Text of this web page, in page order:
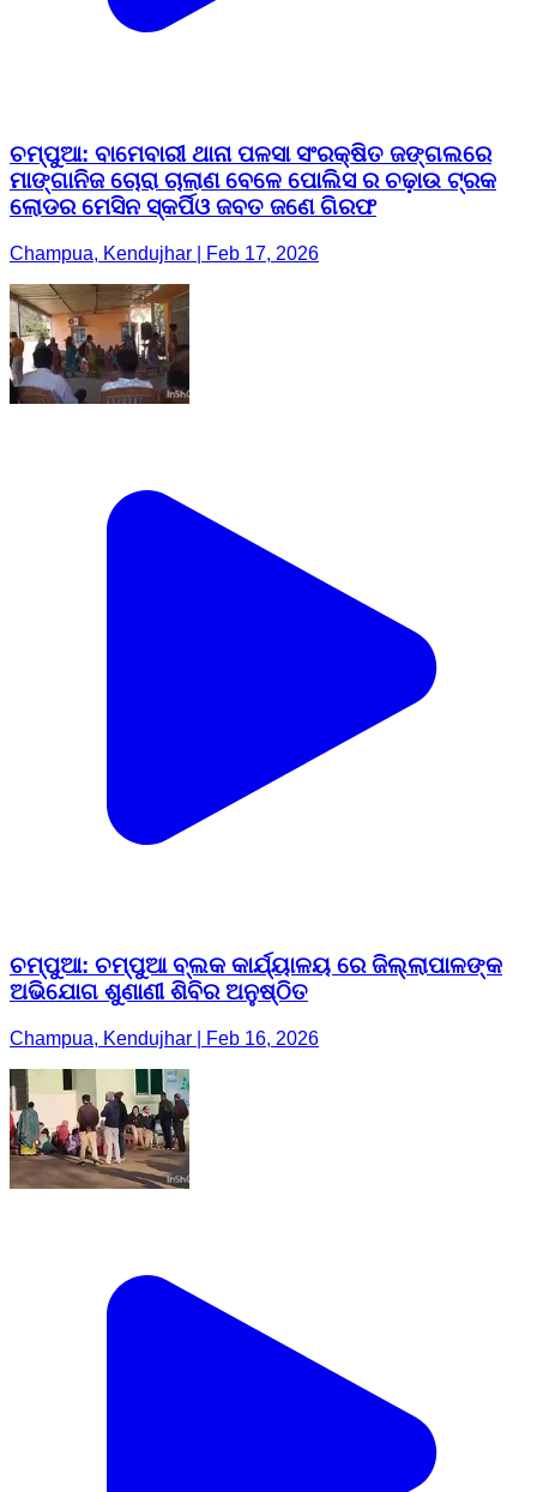
ଚମ୍ପୁଆ: ବାମେବାରୀ ଥାନା ପଳସା ସଂରକ୍ଷିତ ଜଙ୍ଗଲରେ
ମାଙ୍ଗାନିଜ ଚୋରା ଚାଲାଣ ବେଳେ ପୋଲିସ ର ଚଢ଼ାଉ ଟ୍ରକ
ଲୋଡର ମେସିନ ସ୍କର୍ପିଓ ଜବତ ଜଣେ ଗିରଫ
Champua, Kendujhar | Feb 17, 2026
ଚମ୍ପୁଆ: ଚମ୍ପୁଆ ବ୍ଲକ କାର୍ଯ୍ୟାଳୟ ରେ ଜିଲ୍ଲାପାଳଙ୍କ
ଅଭିଯୋଗ ଶୁଣାଣୀ ଶିବିର ଅନୁଷ୍ଠିତ
Champua, Kendujhar | Feb 16, 2026